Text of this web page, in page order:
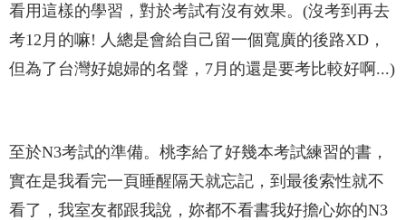
看用這樣的學習，對於考試有沒有效果。(沒考到再去
考12月的嘛! 人總是會給自己留一個寬廣的後路XD，
但為了台灣好媳婦的名聲，7月的還是要考比較好啊...)
至於N3考試的準備。桃李給了好幾本考試練習的書，
實在是我看完一頁睡醒隔天就忘記 ，到最後索性就不
看了，我室友都跟我說，妳都不看書我好擔心妳的N3